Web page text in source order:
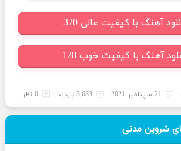
آهنگ با کیفیت عالی 320
آهنگ با کیفیت خوب 128
21 سپتامبر 2021 3,683 بازدید 0 نظر
شروین مدنی